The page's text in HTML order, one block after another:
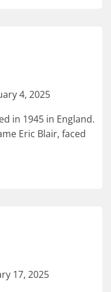
4, 2025
in 1945 in England.
Eric Blair, faced
17, 2025